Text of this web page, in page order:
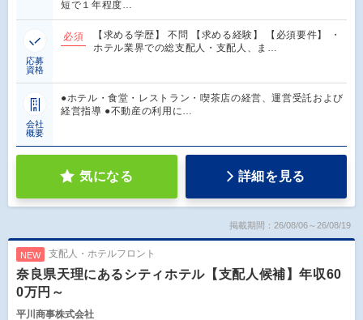
短で１年程度…
応募
資格
必須
【求める学歴】 不問 【求める経験】 【必須要件】 ・
ホテル業界での総支配人・支配人、ま…
会社
概要
●ホテル・食堂・レストラン・喫茶店の経営、運営受託および
経営指導 ●不動産の利用に…
気になる 詳細を見る
掲載期間：26/08/06～26/08/19
NEW 支配人・ホテルフロント
奈良県天理にあるシティホテル【支配人候補】年収60
0万円～
平川商事株式会社